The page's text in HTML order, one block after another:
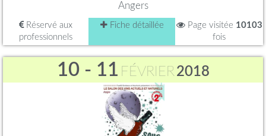
Angers
Réservé aux
professionnels
Fiche détaillée Page visitée 10103
fois
10 - 11 FÉVRIER2018